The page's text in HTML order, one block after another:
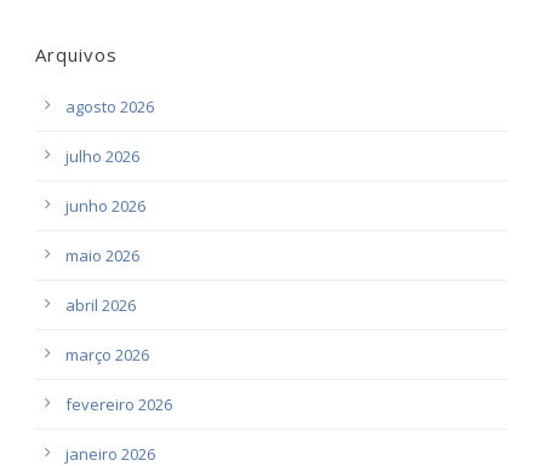
Arquivos
agosto 2026
julho 2026
junho 2026
maio 2026
abril 2026
março 2026
fevereiro 2026
janeiro 2026